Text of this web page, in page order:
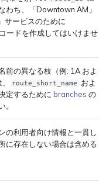
わち、「Downtown AM」
サービスのために
ードを作成してはいけませ
前の異なる枝（例: 1A およ
route_short_name
およ
定するために branches の
。
の利用者向け情報と一貫し
に存在しない場合は含める